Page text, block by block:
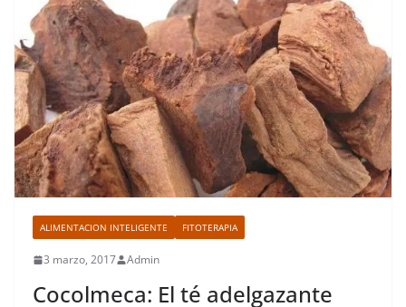
ALIMENTACION INTELIGENTE FITOTERAPIA
3 marzo, 2017 Admin
Cocolmeca: El té adelgazante